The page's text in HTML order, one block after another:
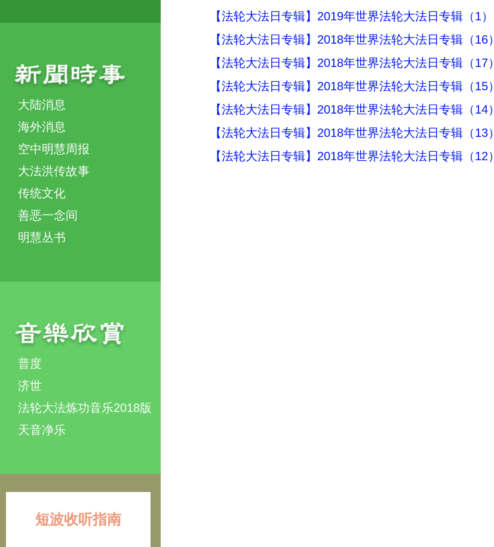
大陆消息
海外消息
空中明慧周报
大法洪传故事
传统文化
善恶一念间
明慧丛书
普度
济世
法轮大法炼功音乐2018版
天音净乐
短波收听指南
【法轮大法日专辑】2019年世界法轮大法日专辑（1）
【法轮大法日专辑】2018年世界法轮大法日专辑（16）
【法轮大法日专辑】2018年世界法轮大法日专辑（17）
【法轮大法日专辑】2018年世界法轮大法日专辑（15）
【法轮大法日专辑】2018年世界法轮大法日专辑（14）
【法轮大法日专辑】2018年世界法轮大法日专辑（13）
【法轮大法日专辑】2018年世界法轮大法日专辑（12）